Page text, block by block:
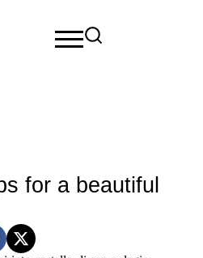
for a beautiful